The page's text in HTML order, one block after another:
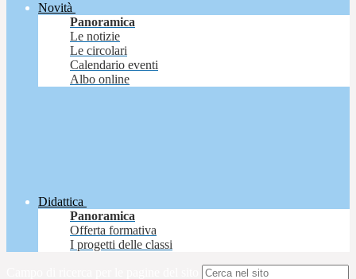
Novità
Panoramica
Le notizie
Le circolari
Calendario eventi
Albo online
Didattica
Panoramica
Offerta formativa
I progetti delle classi